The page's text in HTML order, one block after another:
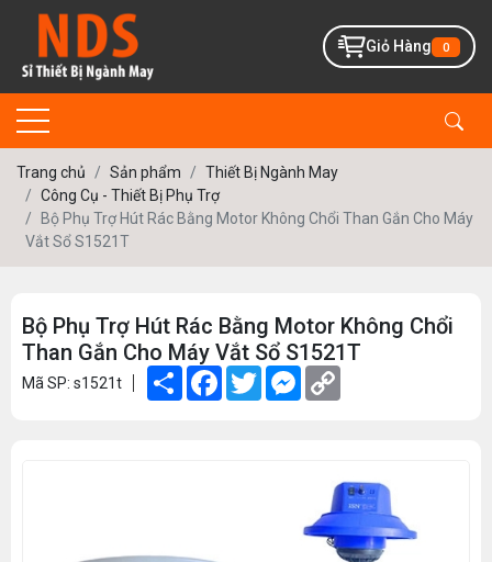
Giỏ Hàng 0
Trang chủ Sản phẩm
Thiết Bị Ngành May
Công Cụ - Thiết Bị Phụ Trợ
Bộ Phụ Trợ Hút Rác Bằng Motor Không Chổi Than Gắn Cho Máy
Vắt Sổ S1521T
Bộ Phụ Trợ Hút Rác Bằng Motor Không Chổi
Than Gắn Cho Máy Vắt Sổ S1521T
Mã SP: s1521t Share Facebook
TwitterMessenger